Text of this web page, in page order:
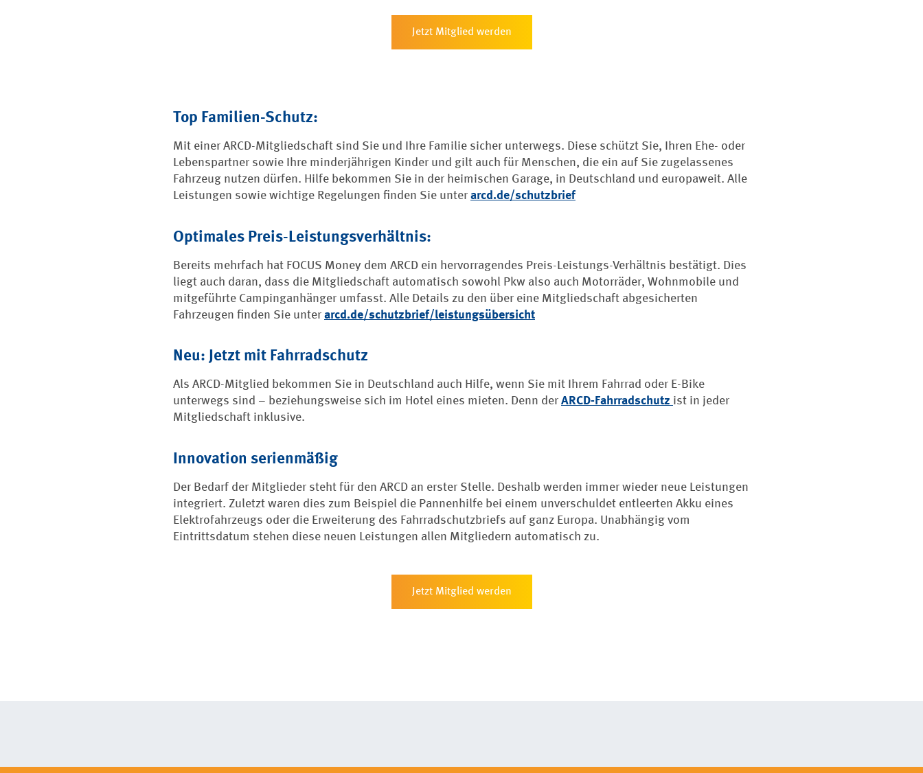
Jetzt Mitglied werden
Top Familien-Schutz:
Mit einer ARCD-Mitgliedschaft sind Sie und Ihre Familie sicher unterwegs. Diese schützt Sie, Ihren Ehe- oder
Lebenspartner sowie Ihre minderjährigen Kinder und gilt auch für Menschen, die ein auf Sie zugelassenes
Fahrzeug nutzen dürfen. Hilfe bekommen Sie in der heimischen Garage, in Deutschland und europaweit. Alle
Leistungen sowie wichtige Regelungen finden Sie unter arcd.de/schutzbrief
Optimales Preis-Leistungsverhältnis:
Bereits mehrfach hat FOCUS Money dem ARCD ein hervorragendes Preis-Leistungs-Verhältnis bestätigt. Dies
liegt auch daran, dass die Mitgliedschaft automatisch sowohl Pkw also auch Motorräder, Wohnmobile und
mitgeführte Campinganhänger umfasst. Alle Details zu den über eine Mitgliedschaft abgesicherten
Fahrzeugen finden Sie unter arcd.de/schutzbrief/leistungsübersicht
Neu: Jetzt mit Fahrradschutz
Als ARCD-Mitglied bekommen Sie in Deutschland auch Hilfe, wenn Sie mit Ihrem Fahrrad oder E-Bike
unterwegs sind – beziehungsweise sich im Hotel eines mieten. Denn der ARCD-Fahrradschutz ist in jeder
Mitgliedschaft inklusive.
Innovation serienmäßig
Der Bedarf der Mitglieder steht für den ARCD an erster Stelle. Deshalb werden immer wieder neue Leistungen
integriert. Zuletzt waren dies zum Beispiel die Pannenhilfe bei einem unverschuldet entleerten Akku eines
Elektrofahrzeugs oder die Erweiterung des Fahrradschutzbriefs auf ganz Europa. Unabhängig vom
Eintrittsdatum stehen diese neuen Leistungen allen Mitgliedern automatisch zu.
Jetzt Mitglied werden